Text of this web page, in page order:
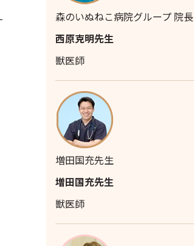
森のいぬねこ病院グループ 院長
西原克明先生
獣医師
増田国充先生
増田国充先生
獣医師